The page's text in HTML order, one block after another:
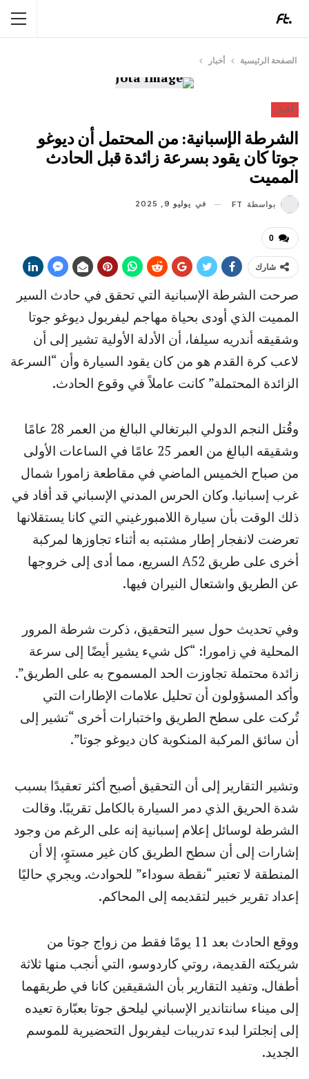
الصفحة الرئيسية أخبار
أخبار
الشرطة الإسبانية: من المحتمل أن ديوغو
جوتا كان يقود بسرعة زائدة قبل الحادث
المميت
بواسطة FT في يوليو 9, 2025
0
شارك
صرحت الشرطة الإسبانية التي تحقق في حادث السير
المميت الذي أودى بحياة مهاجم ليفربول ديوغو جوتا
وشقيقه أندريه سيلفا، أن الأدلة الأولية تشير إلى أن
لاعب كرة القدم هو من كان يقود السيارة وأن “السرعة
الزائدة المحتملة” كانت عاملاً في وقوع الحادث.
وقُتل النجم الدولي البرتغالي البالغ من العمر 28 عامًا
وشقيقه البالغ من العمر 25 عامًا في الساعات الأولى
من صباح الخميس الماضي في مقاطعة زامورا شمال
غرب إسبانيا. وكان الحرس المدني الإسباني قد أفاد في
ذلك الوقت بأن سيارة اللامبورغيني التي كانا يستقلانها
تعرضت لانفجار إطار مشتبه به أثناء تجاوزها لمركبة
أخرى على طريق A52 السريع، مما أدى إلى خروجها
عن الطريق واشتعال النيران فيها.
وفي تحديث حول سير التحقيق، ذكرت شرطة المرور
المحلية في زامورا: “كل شيء يشير أيضًا إلى سرعة
زائدة محتملة تجاوزت الحد المسموح به على الطريق”.
وأكد المسؤولون أن تحليل علامات الإطارات التي
تُركت على سطح الطريق واختبارات أخرى “تشير إلى
أن سائق المركبة المنكوبة كان ديوغو جوتا”.
وتشير التقارير إلى أن التحقيق أصبح أكثر تعقيدًا بسبب
شدة الحريق الذي دمر السيارة بالكامل تقريبًا. وقالت
الشرطة لوسائل إعلام إسبانية إنه على الرغم من وجود
إشارات إلى أن سطح الطريق كان غير مستوٍ، إلا أن
المنطقة لا تعتبر “نقطة سوداء” للحوادث. ويجري حاليًا
إعداد تقرير خبير لتقديمه إلى المحاكم.
ووقع الحادث بعد 11 يومًا فقط من زواج جوتا من
شريكته القديمة، روتي كاردوسو، التي أنجب منها ثلاثة
أطفال. وتفيد التقارير بأن الشقيقين كانا في طريقهما
إلى ميناء سانتاندير الإسباني ليلحق جوتا بعبّارة تعيده
إلى إنجلترا لبدء تدريبات ليفربول التحضيرية للموسم
الجديد.